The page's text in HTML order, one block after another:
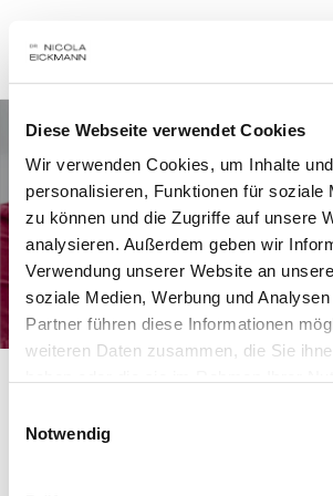
Diese Webseite verwendet Cookies
Wir verwenden Cookies, um Inhalte
personalisieren, Funktionen für soziale
zu können und die Zugriffe auf unsere
analysieren. Außerdem geben wir
Verwendung unserer Website an
soziale Medien, Werbung und
Partner führen diese Informationen
weiteren Daten zusammen, die Sie
Notwendig
Ästhetik & Bleaching
Ein schönes Lächeln wirkt